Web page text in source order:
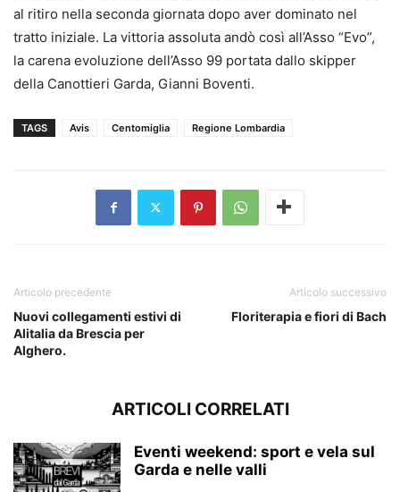
al ritiro nella seconda giornata dopo aver dominato nel
tratto iniziale. La vittoria assoluta andò così all’Asso “Evo”,
la carena evoluzione dell’Asso 99 portata dallo skipper
della Canottieri Garda, Gianni Boventi.
TAGS Avis Centomiglia Regione Lombardia
Articolo precedente
Nuovi collegamenti estivi di
Alitalia da Brescia per
Alghero.
Articolo successivo
Floriterapia e fiori di Bach
ARTICOLI CORRELATI
Eventi weekend: sport e vela sul
Garda e nelle valli